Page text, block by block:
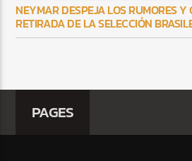
NEYMAR DESPEJA LOS RUMORES Y
RETIRADA DE LA SELECCIÓN
PAGES